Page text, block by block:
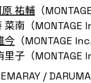
祐輔 （
菜南（MONTAGE
今 （MONTAGE Inc.
里子（MONTAGE
/